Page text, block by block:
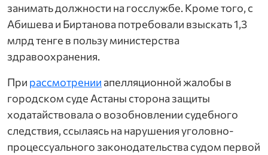
здравоохранения «DENSAULYQ»
организаций и смежных видов
союз «KELESHEK»
здравоохранения «Almaty-QM»
занимать должности на госслужбе. Кроме того, с
Абишева и Биртанова потребовали взыскать 1,3
млрд тенге в пользу министерства
здравоохранения.
При рассмотрении апелляционной жалобы в
городском суде Астаны сторона защиты
ходатайствовала о возобновлении судебного
следствия, ссылаясь на нарушения уголовно-
процессуального законодательства судом первой